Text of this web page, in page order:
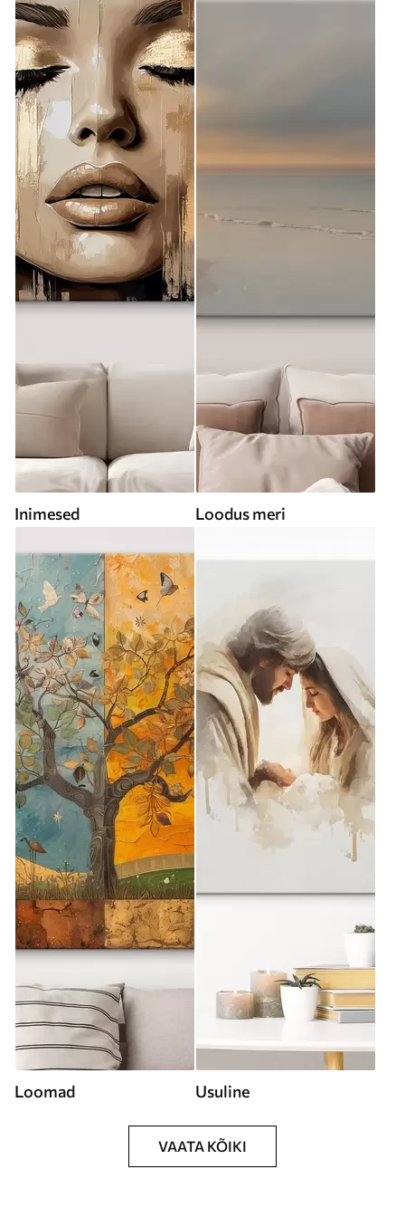
Inimesed Loodus meri
Loomad Usuline
VAATA KÕIKI